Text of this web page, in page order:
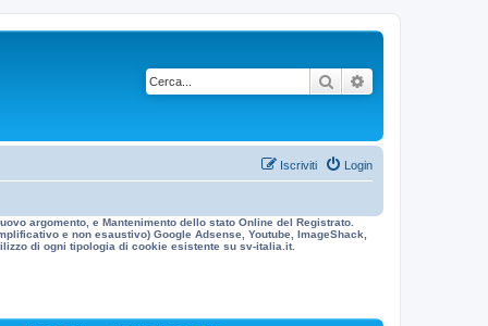
Cerca
Login
Iscriviti
argomento, e Mantenimento dello stato Online del Registrato.
e non esaustivo) Google Adsense, Youtube, ImageShack,
di ogni tipologia di cookie esistente su sv-italia.it.